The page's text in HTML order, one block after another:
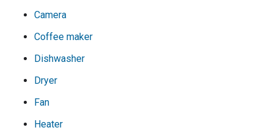
Camera
Coffee maker
Dishwasher
Dryer
Fan
Heater